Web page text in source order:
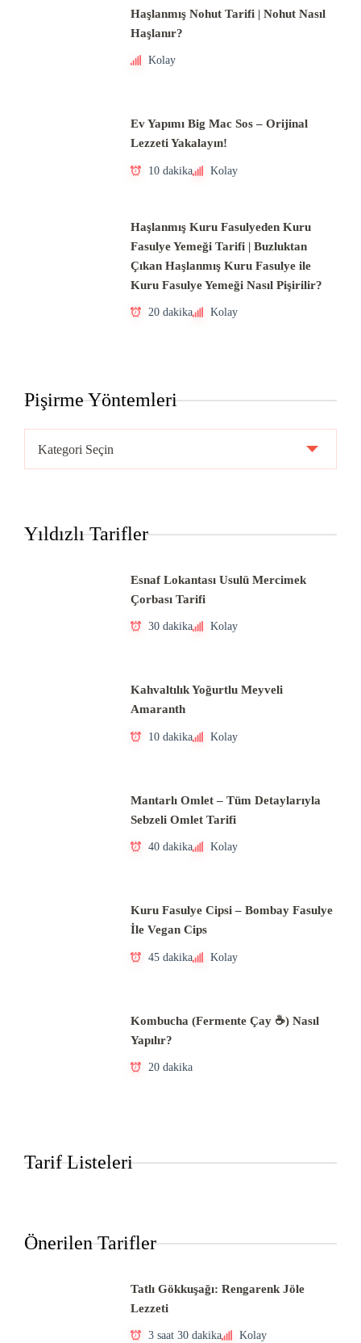
Haşlanmış Nohut Tarifi | Nohut Nasıl
Haşlanır?
Kolay
Ev Yapımı Big Mac Sos – Orijinal
Lezzeti Yakalayın!
10 dakika Kolay
Haşlanmış Kuru Fasulyeden Kuru
Fasulye Yemeği Tarifi | Buzluktan
Çıkan Haşlanmış Kuru Fasulye ile
Kuru Fasulye Yemeği Nasıl Pişirilir?
20 dakika Kolay
Pişirme Yöntemleri
Yöntemleri
Yıldızlı Tarifler
Esnaf Lokantası Usulü Mercimek
Çorbası Tarifi
30 dakika Kolay
Kahvaltılık Yoğurtlu Meyveli
Amaranth
10 dakika Kolay
Mantarlı Omlet – Tüm Detaylarıyla
Sebzeli Omlet Tarifi
40 dakika Kolay
Kuru Fasulye Cipsi – Bombay Fasulye
İle Vegan Cips
45 dakika Kolay
Kombucha (Fermente Çay ☕) Nasıl
Yapılır?
20 dakika
Tarif Listeleri
Önerilen Tarifler
Tatlı Gökkuşağı: Rengarenk Jöle
Lezzeti
3 saat 30 dakika Kolay